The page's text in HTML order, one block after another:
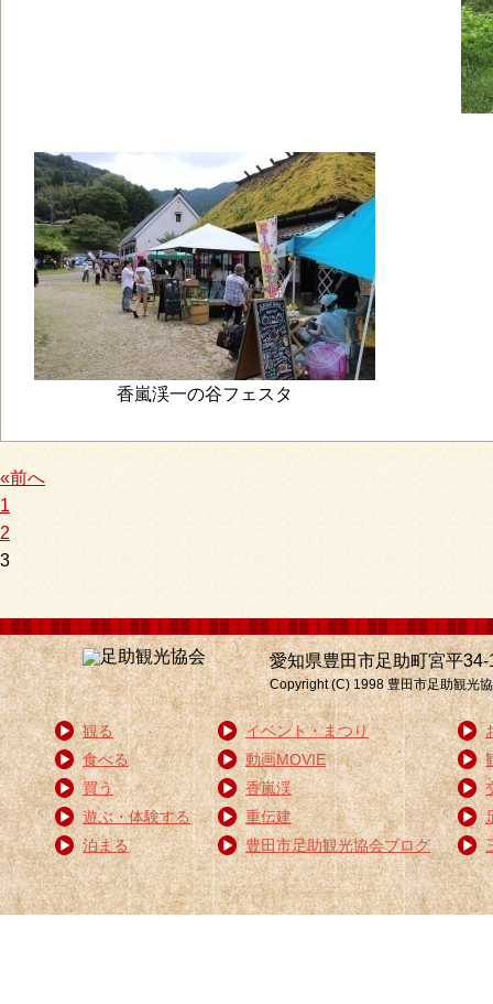
香嵐渓一の谷フェスタ
«前へ
1
2
3
愛知県豊田市足助町宮平
Copyright (C) 1998 豊田市足助観光
観る
食べる
買う
遊ぶ・体験する
泊まる
イベント・まつり
動画MOVIE
香嵐渓
重伝建
豊田市足助観光協会ブログ